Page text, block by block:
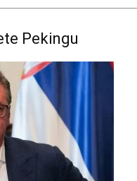
Pekingu